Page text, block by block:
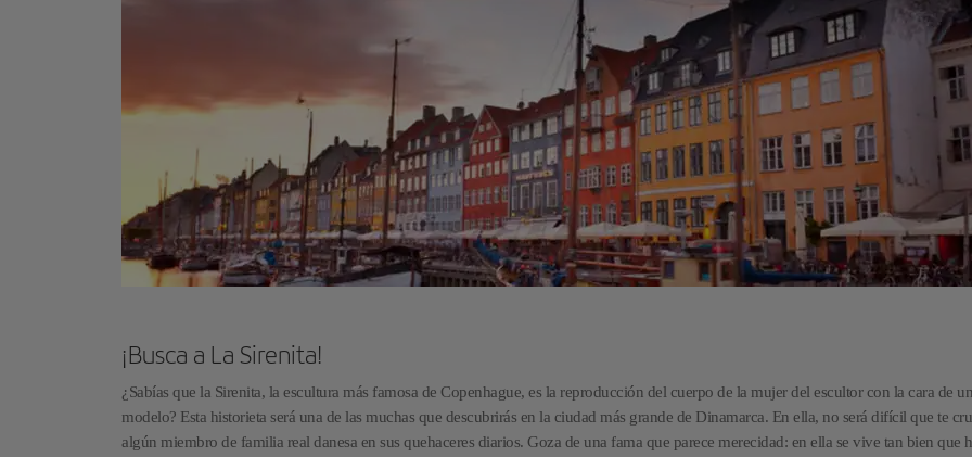
¡Busca a La Sirenita!
¿Sabías que la Sirenita, la escultura más famosa de Copenhague, es la reproducción del cuerpo de la mujer del escultor con la cara de
modelo? Esta historieta será una de las muchas que descubrirás en la ciudad más grande de Dinamarca. En ella, no será difícil que te
algún miembro de familia real danesa en sus quehaceres diarios. Goza de una fama que parece merecidad: en ella se vive tan bien que